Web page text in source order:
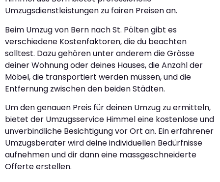
Umzugsdienstleistungen zu fairen Preisen an.
Beim Umzug von Bern nach St. Pölten gibt es
verschiedene Kostenfaktoren, die du beachten
solltest. Dazu gehören unter anderem die Grösse
deiner Wohnung oder deines Hauses, die Anzahl der
Möbel, die transportiert werden müssen, und die
Entfernung zwischen den beiden Städten.
Um den genauen Preis für deinen Umzug zu ermitteln,
bietet der Umzugsservice Himmel eine kostenlose und
unverbindliche Besichtigung vor Ort an. Ein erfahrener
Umzugsberater wird deine individuellen Bedürfnisse
aufnehmen und dir dann eine massgeschneiderte
Offerte erstellen.